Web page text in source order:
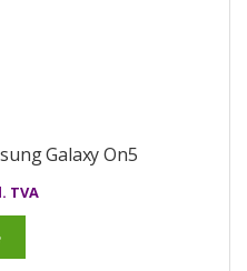
Galaxy On5
TVA